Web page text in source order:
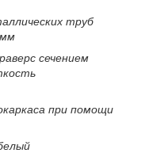
труб
сечением
при помощи